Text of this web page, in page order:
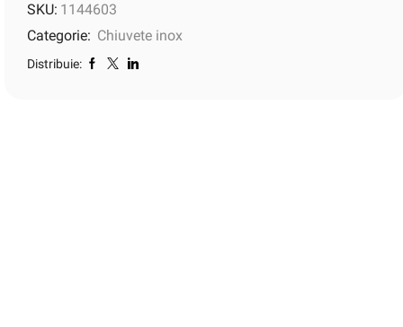
SKU: 1144603
Categorie: Chiuvete inox
Distribuie: